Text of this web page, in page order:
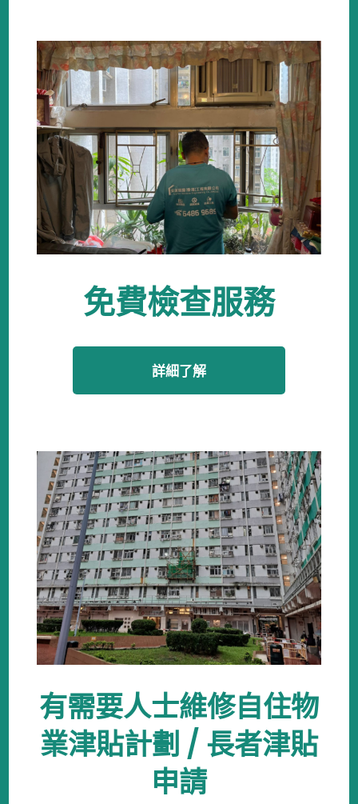
免費檢查服務
詳細了解
有需要人士維修自住物
業津貼計劃 / 長者津貼
申請